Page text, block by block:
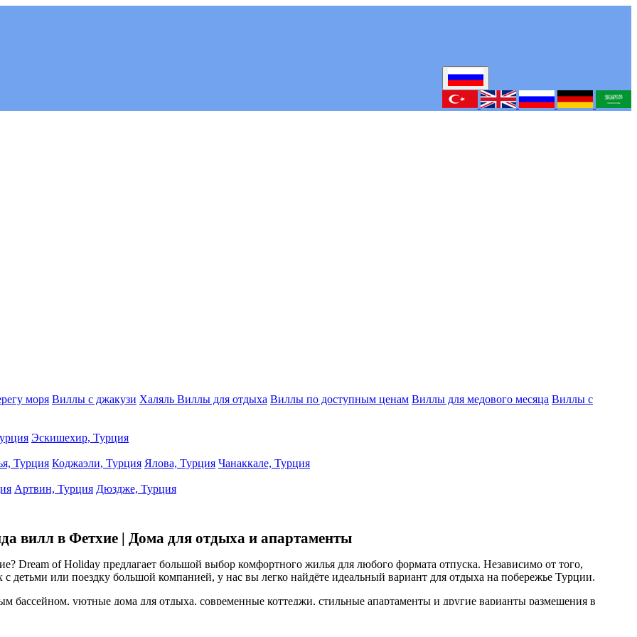
моря Виллы с джакузи Халяль Виллы для отдыха Виллы по доступным ценам Виллы для медового месяца Виллы с
Эскишехир, Турция
Турция Коджаэли, Турция Ялова, Турция Чанаккале, Турция
Артвин, Турция Дюздже, Турция
вилл в Фетхие | Дома для отдыха и апартаменты
Dream of Holiday предлагает большой выбор комфортного жилья для любого формата отпуска. Независимо от того,
детьми или поездку большой компанией, у нас вы легко найдёте идеальный вариант для отдыха на побережье Турции.
бассейном, уютные дома для отдыха, современные коттеджи, стильные апартаменты и другие варианты размещения в
подготовку, полностью оборудована для комфортного проживания и соответствует высоким стандартам качества.